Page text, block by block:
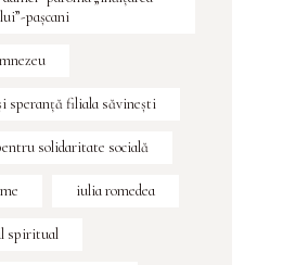
pașcani
speranţă filiala săvineşti
solidaritate socială
iulia romedea
spiritual